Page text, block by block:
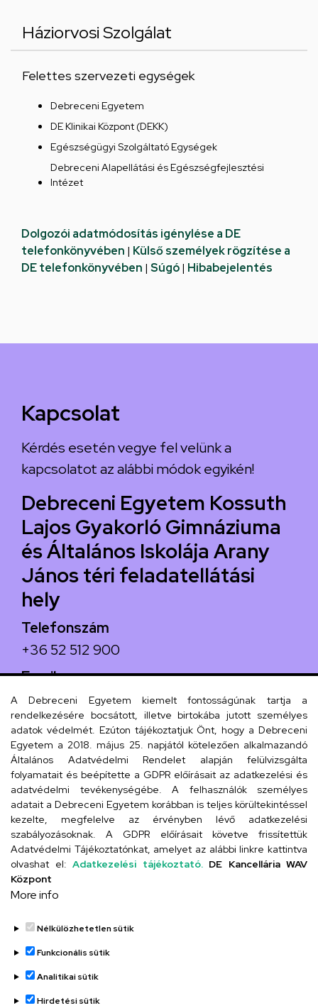
Háziorvosi Szolgálat
Felettes szervezeti egységek
Debreceni Egyetem
DE Klinikai Központ (DEKK)
Egészségügyi Szolgáltató Egységek
Debreceni Alapellátási és Egészségfejlesztési
Intézet
Dolgozói adatmódosítás igénylése a DE
telefonkönyvében | Külső személyek rögzítése a
DE telefonkönyvében | Súgó| Hibabejelentés
Kapcsolat
Kérdés esetén vegye fel velünk a
kapcsolatot az alábbi módok egyikén!
Debreceni Egyetem Kossuth
Lajos Gyakorló Gimnáziuma
és Általános Iskolája Arany
János téri feladatellátási
hely
Telefonszám
+36 52 512 900
Email
arany.titkarsag@arany-alt.unideb.hu
Cím
4026 Debrecen, Arany János tér 1.
Szervezeti telefonkönyv
UD telefonkönyv
Adatvédelem
A Debreceni Egyetem kiemelt fontosságúnak tartja a
rendelkezésére bocsátott, illetve birtokába jutott személyes
adatok védelmét. Ezúton tájékoztatjuk Önt, hogy a Debreceni
Egyetem a 2018. május 25. napjától kötelezően alkalmazandó
Általános Adatvédelmi Rendelet alapján felülvizsgálta
folyamatait és beépítette a GDPR előírásait az adatkezelési és
adatvédelmi tevékenységébe. A felhasználók személyes
adatait a Debreceni Egyetem korábban is teljes körültekintéssel
kezelte, megfelelve az érvényben lévő adatkezelési
szabályozásoknak. A GDPR előírásait követve frissítettük
Adatvédelmi Tájékoztatónkat, amelyet az alábbi linkre kattintva
olvashat el: Adatkezelési tájékoztató. DE Kancellária WAV
Központ
More info
Nélkülözhetetlen sütik
Funkcionális sütik
Analitikai sütik
Hirdetési sütik